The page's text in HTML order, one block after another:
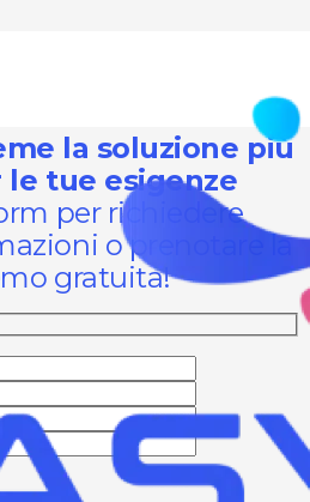
la soluzione più
tue esigenze
per richiedere
o prenotare la
gratuita!